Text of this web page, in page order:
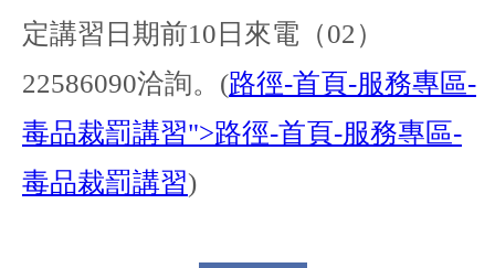
定講習日期前10 日來電（02 ）
22586090洽詢。 (路徑-首頁-服務專區-
毒品裁罰講習">路徑-首頁-服務專區-
毒品裁罰講習)